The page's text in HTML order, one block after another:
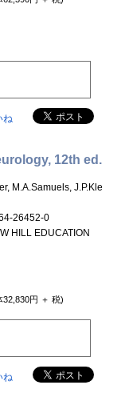
ね
12th ed.
M.A.Samuels, J.P.Kle
26452-0
HILL EDUCATION
32,830円 ＋ 税)
ね